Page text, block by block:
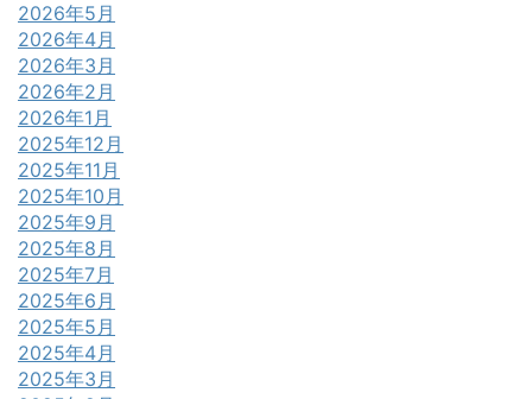
2026年5月
2026年4月
2026年3月
2026年2月
2026年1月
2025年12月
2025年11月
2025年10月
2025年9月
2025年8月
2025年7月
2025年6月
2025年5月
2025年4月
2025年3月